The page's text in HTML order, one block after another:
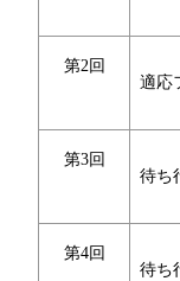
第2回
適応
第3回
待ち
第4回
待ち